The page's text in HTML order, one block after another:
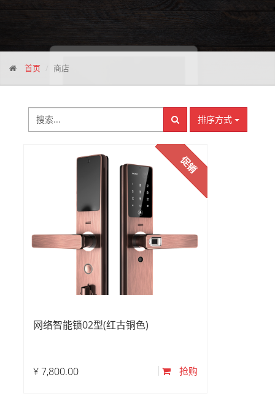
首页 商店
排序方式
促销
网络智能锁02型(红古铜色)
¥7,800.00 抢购